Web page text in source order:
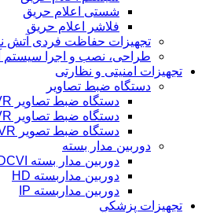
شستی اعلام حریق
فلاشر اعلام حریق
تجهیزات حفاظت فردی آتش
طراحی، نصب و اجرا سیستم
تجهیزات امنیتی و نظارتی
دستگاه ضبط تصاویر
دستگاه ضبط تصاویر NVR
دستگاه ضبط تصاویر XVR
دستگاه ضبط تصویر DVR
دوربین مدار بسته
دوربین مدار بسته HDCVI
دوربین مداربسته HD
دوربین مداربسته IP
تجهیزات پزشکی